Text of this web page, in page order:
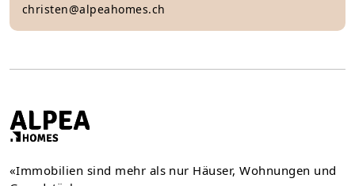
christen@alpeahomes.ch
«Immobilien sind mehr als nur Häuser, Wohnungen und